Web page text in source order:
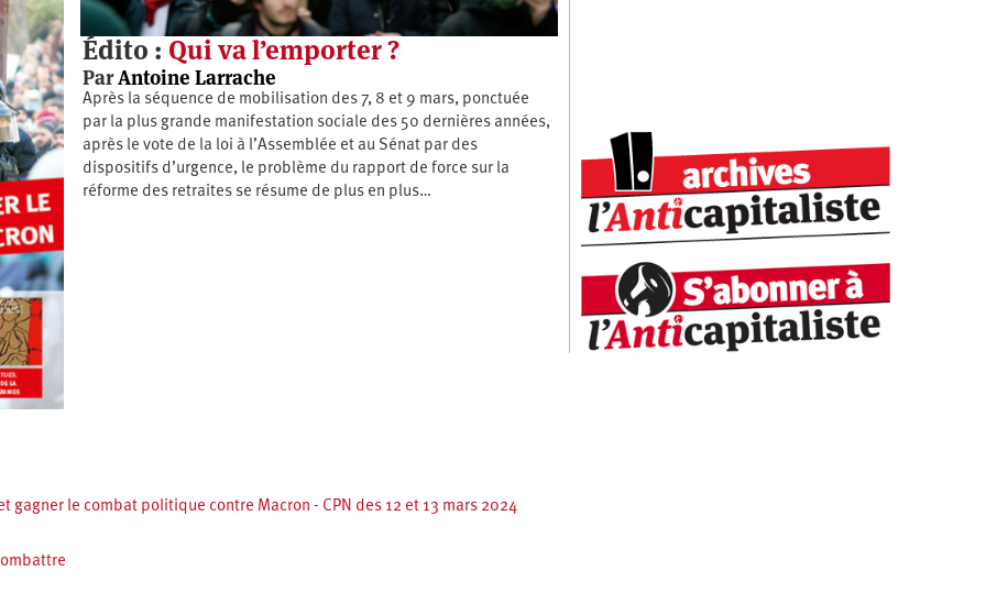
Édito : Qui va l’emporter ?
ParAntoine Larrache
Après la séquence de mobilisation des 7, 8 et 9 mars, ponctuée
par la plus grande manifestation sociale des 50 dernières années,
après le vote de la loi à l’Assemblée et au Sénat par des
dispositifs d’urgence, le problème du rapport de force sur la
réforme des retraites se résume de plus en plus…
gagner le combat politique contre Macron - CPN des 12 et 13 mars 2024